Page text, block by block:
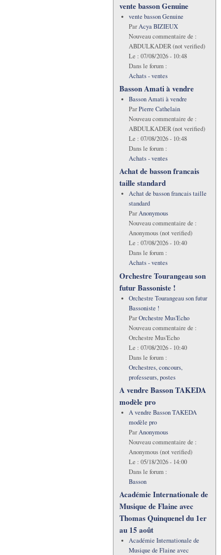
vente basson Genuine
vente basson Genuine
ParAcya BIZIEUX
Nouveau commentaire de :
ABDULKADER (not verified)
Le : 07/08/2026 - 10:48
Dans le forum :
Achats - ventes
Basson Amati à vendre
Basson Amati à vendre
ParPierre Cathelain
Nouveau commentaire de :
ABDULKADER (not verified)
Le : 07/08/2026 - 10:48
Dans le forum :
Achats - ventes
Achat de basson francais
taille standard
Achat de basson francais taille
standard
ParAnonymous
Nouveau commentaire de :
Anonymous (not verified)
Le : 07/08/2026 - 10:40
Dans le forum :
Achats - ventes
Orchestre Tourangeau son
futur Bassoniste !
Orchestre Tourangeau son futur
Bassoniste !
ParOrchestre Mus'Echo
Nouveau commentaire de :
Orchestre Mus'Echo
Le : 07/08/2026 - 10:40
Dans le forum :
Orchestres, concours,
professeurs, postes
A vendre Basson TAKEDA
modèle pro
A vendre Basson TAKEDA
modèle pro
ParAnonymous
Nouveau commentaire de :
Anonymous (not verified)
Le : 05/18/2026 - 14:00
Dans le forum :
Basson
Académie Internationale de
Musique de Flaine avec
Thomas Quinquenel du 1er
au 15 août
Académie Internationale de
Musique de Flaine avec